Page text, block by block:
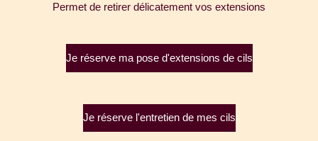
Permet de retirer délicatement vos extensions
Je réserve ma pose d'extensions de cils
Je réserve l'entretien de mes cils